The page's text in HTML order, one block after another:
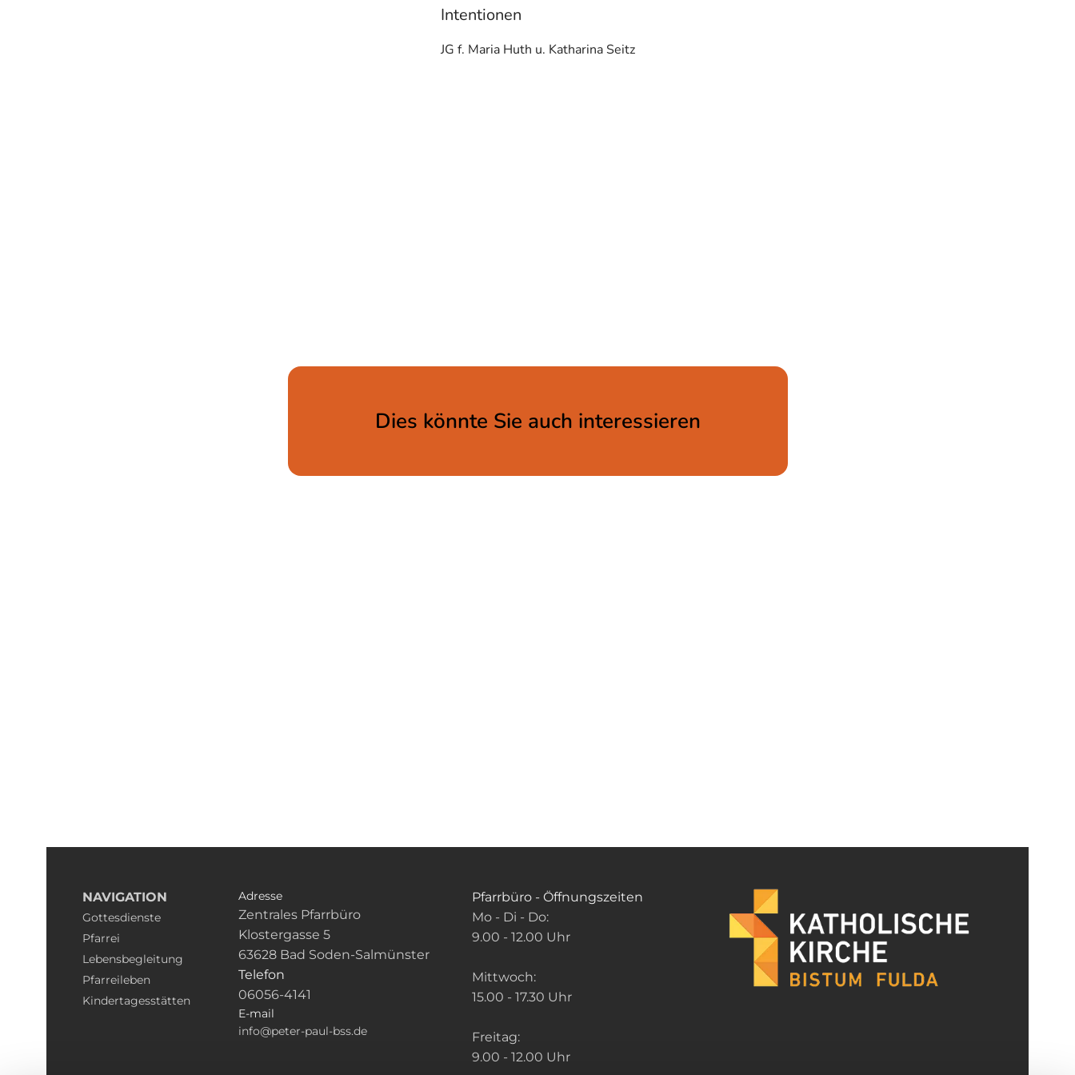
Intentionen
JG f. Maria Huth u. Katharina Seitz
Dies könnte Sie auch interessieren
NAVIGATION
Gottesdienste
Pfarrei
Lebensbegleitung
Pfarreileben
Kindertagesstätten
Adresse
Zentrales Pfarrbüro
Klostergasse 5
63628 Bad Soden-Salmünster
Telefon
06056-4141
E-mail
info@peter-paul-bss.de
Pfarrbüro - Öffnungszeiten
Mo - Di - Do:
9.00 - 12.00 Uhr
Mittwoch:
15.00 - 17.30 Uhr
Freitag:
9.00 - 12.00 Uhr